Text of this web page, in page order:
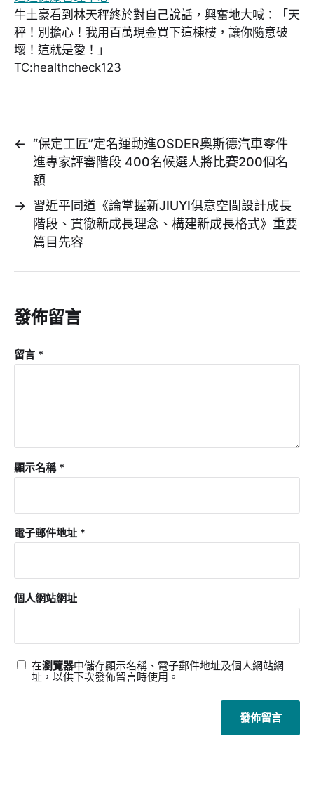
牛土豪看到林天秤終於對自己說話，興奮地大喊：「天
秤！別擔心！我用百萬現金買下這棟樓，讓你隨意破
壞！這就是愛！」
TC:healthcheck123
←
“保定工匠”定名運動進OSDER奧斯德汽車零件
進專家評審階段 400名候選人將比賽200個名
額
→ 習近平同道《論掌握新JIUYI俱意空間設計成長
階段、貫徹新成長理念、構建新成長格式》重要
篇目先容
發佈留言
留言 *
顯示名稱 *
電子郵件地址 *
個人網站網址
在瀏覽器中儲存顯示名稱、電子郵件地址及個人網站網
址，以供下次發佈留言時使用。